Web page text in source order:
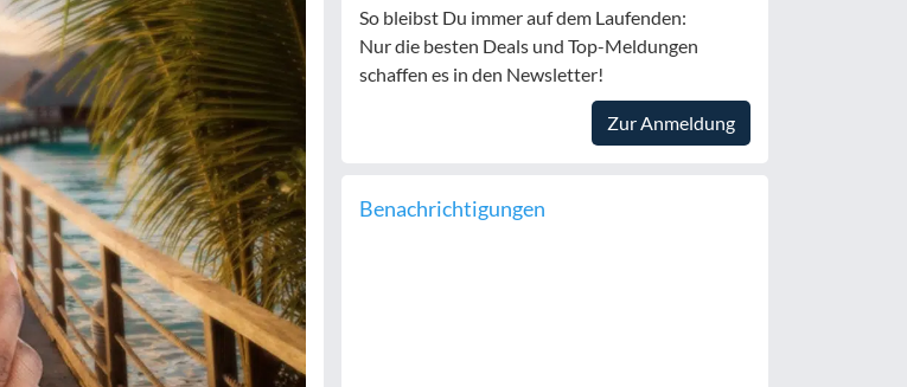
So bleibst Du immer auf dem Laufenden:
Nur die besten Deals und Top-Meldungen
schaffen es in den Newsletter!
Zur Anmeldung
Benachrichtigungen